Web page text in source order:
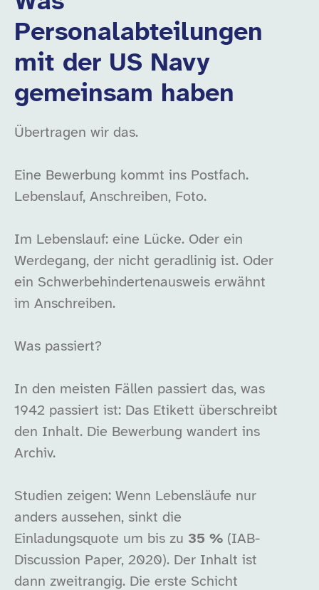
Personalabteilungen
mit der US Navy
gemeinsam haben
Übertragen wir das.
Eine Bewerbung kommt ins Postfach.
Lebenslauf, Anschreiben, Foto.
Im Lebenslauf: eine Lücke. Oder ein
Werdegang, der nicht geradlinig ist. Oder
ein Schwerbehindertenausweis erwähnt
im Anschreiben.
Was passiert?
In den meisten Fällen passiert das, was
1942 passiert ist: Das Etikett überschreibt
den Inhalt. Die Bewerbung wandert ins
Archiv.
Studien zeigen: Wenn Lebensläufe nur
anders aussehen, sinkt die
Einladungsquote um bis zu 35 % (IAB-
Discussion Paper, 2020). Der Inhalt ist
dann zweitrangig. Die erste Schicht